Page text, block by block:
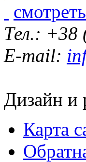
Тел.: +38
E-mail:
Дизайн и
Карта